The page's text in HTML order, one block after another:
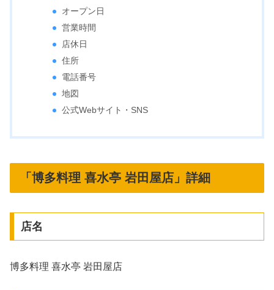
オープン日
営業時間
店休日
住所
電話番号
地図
公式Webサイト・SNS
「博多料理 喜水亭 岩田屋店」詳細
店名
博多料理 喜水亭 岩田屋店